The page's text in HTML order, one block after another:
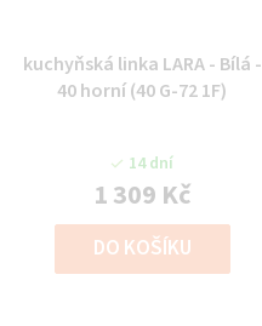
kuchyňská linka LARA - Bílá -
40 horní (40 G-72 1F)
14 dní
1 309 Kč
DO KOŠÍKU